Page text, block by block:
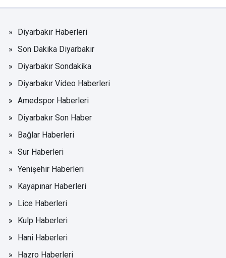
Diyarbakır Haberleri
Son Dakika Diyarbakır
Diyarbakır Sondakika
Diyarbakır Video Haberleri
Amedspor Haberleri
Diyarbakır Son Haber
Bağlar Haberleri
Sur Haberleri
Yenişehir Haberleri
Kayapınar Haberleri
Lice Haberleri
Kulp Haberleri
Hani Haberleri
Hazro Haberleri